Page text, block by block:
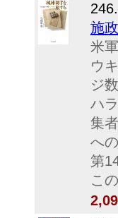
246.
施
米
ウ
ジ
ハ
集
へ
第
こ